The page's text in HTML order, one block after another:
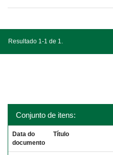
Resultado 1-1 de 1.
Conjunto de itens:
Data do
documento
Título